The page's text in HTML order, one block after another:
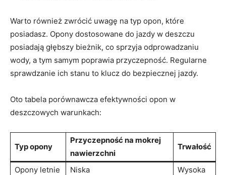
Warto również zwrócić ⁣uwagę na typ opon, które
⁢posiadasz. ⁤Opony dostosowane do jazdy⁣ w deszczu
posiadają głębszy bieżnik, co sprzyja odprowadzaniu
wody, a tym samym poprawia przyczepność. Regularne
sprawdzanie ‌ich stanu⁤ to klucz⁢ do bezpiecznej‌ jazdy.
Oto⁣ tabela porównawcza efektywności opon w
deszczowych warunkach:
Typ opony
Przyczepność⁣ na mokrej
nawierzchni
Trwałość
Opony ⁤letnie Niska
Wysoka